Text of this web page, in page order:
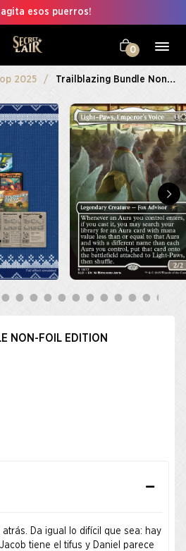
esos puerros!
0
2025 Trailblazing Bundle Non-Foil Edition
NON-FOIL EDITION
Da igual lo difícil que sea: hay
tiene el tifus y Daniel parece